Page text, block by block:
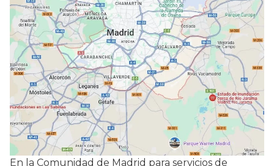
En la Comunidad de Madrid para servicios de